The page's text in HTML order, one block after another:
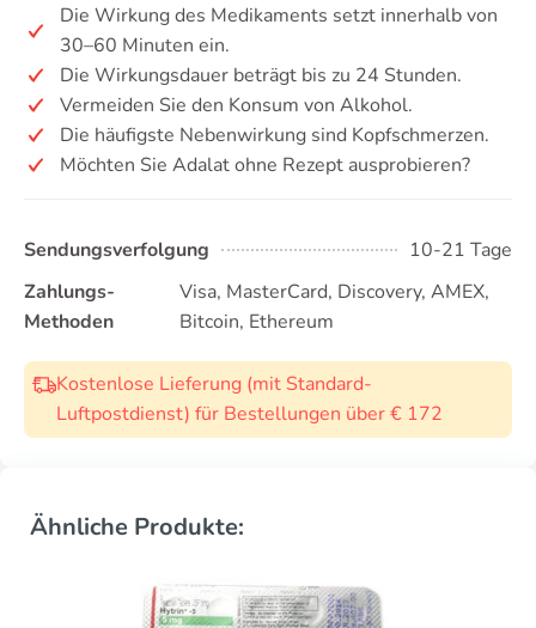
Die Wirkung des Medikaments setzt innerhalb von
30–60 Minuten ein.
Die Wirkungsdauer beträgt bis zu 24 Stunden.
Vermeiden Sie den Konsum von Alkohol.
Die häufigste Nebenwirkung sind Kopfschmerzen.
Möchten Sie Adalat ohne Rezept ausprobieren?
Sendungsverfolgung
10-21 Tage
Zahlungs-
Methoden
Visa, MasterCard, Discovery, AMEX,
Bitcoin, Ethereum
Kostenlose Lieferung (mit Standard-
Luftpostdienst) für Bestellungen über € 172
Ähnliche Produkte: